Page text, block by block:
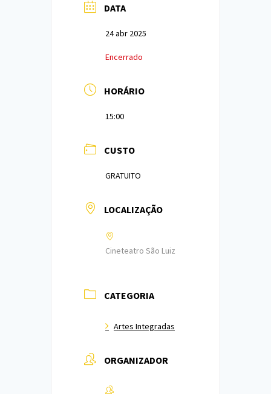
DATA
24 abr 2025
Encerrado
HORÁRIO
15:00
CUSTO
GRATUITO
LOCALIZAÇÃO
Cineteatro São Luiz
CATEGORIA
Artes Integradas
ORGANIZADOR